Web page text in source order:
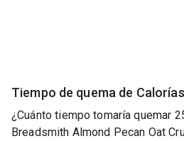
Tiempo de quema de Calorías
¿Cuánto tiempo tomaría quemar
Breadsmith Almond Pecan Oat